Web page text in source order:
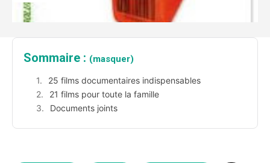
Sommaire : (masquer)
25 films documentaires indispensables
21 films pour toute la famille
Documents joints